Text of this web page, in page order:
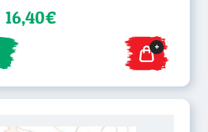
16,40€
+